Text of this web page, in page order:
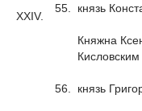
XXIV.
55. князь
Княжна
Кисловским
56. князь